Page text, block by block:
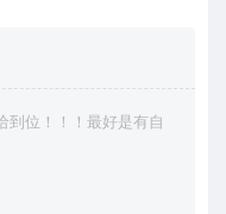
到位！！！最好是有自